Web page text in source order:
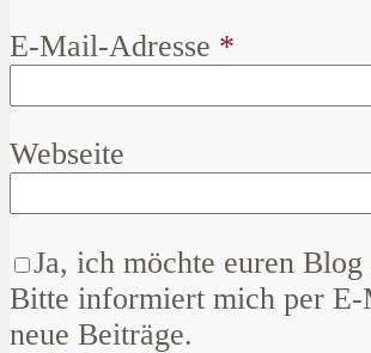
E-Mail-Adresse *
Webseite
Ja, ich möchte euren Blog
Bitte informiert mich per
neue Beiträge.